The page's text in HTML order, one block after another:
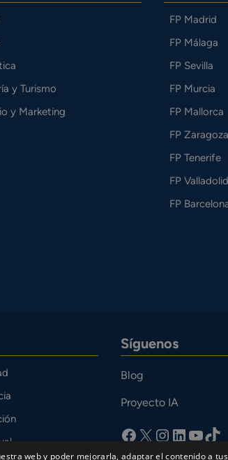
y Turismo
y Marketing
FP Madrid
FP Málaga
FP Sevilla
FP Murcia
FP Mallorca
FP Zaragoza
FP Tenerife
FP Valladolid
FP
Síguenos
Blog
Proyecto IA
facebook
X Instagram
LinkedIn
web y poder mejorarla, adaptar el contenido a